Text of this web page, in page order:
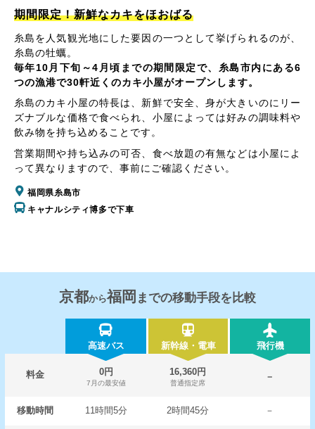
期間限定！新鮮なカキをほおばる
糸島を人気観光地にした要因の一つとして挙げられるのが、
糸島の牡蠣。
毎年10月下旬～4月頃までの期間限定で、糸島市内にある6
つの漁港で30軒近くのカキ小屋がオープンします。
糸島のカキ小屋の特長は、新鮮で安全、身が大きいのにリー
ズナブルな価格で食べられ、小屋によっては好みの調味料や
飲み物を持ち込めることです。
営業期間や持ち込みの可否、食べ放題の有無などは小屋によ
って異なりますので、事前にご確認ください。
福岡県糸島市
キャナルシティ博多で下車
京都から福岡 までの移動手段を比較
高速バス 新幹線・電車 飛行機
料金 0円
7月の最安値
16,360円
普通指定席
－
移動時間 11時間5分 2時間45分 －